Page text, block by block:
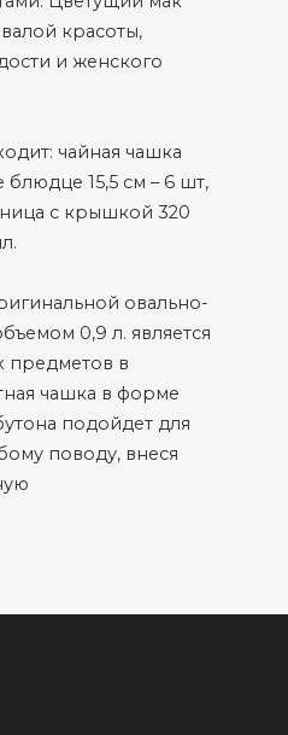
красоты,
и женского
чайная чашка
блюдце 15,5 см – 6 шт,
с крышкой 320
овально-
0,9 л. является
предметов в
чашка в форме
подойдет для
поводу, внеся